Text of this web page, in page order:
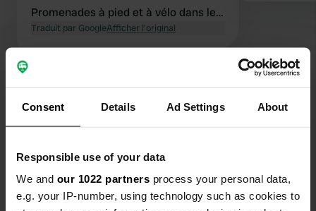
Consent Details Ad Settings About
Responsible use of your data
We and our 1022 partners process your personal data,
e.g. your IP-number, using technology such as cookies to
Promenades à pied et à vélo dans le
Rougier de Camares.
Traduit par GoogleAfficher l'original